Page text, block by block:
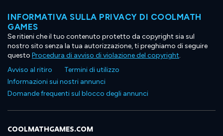
INFORMATIVA SULLA PRIVACY DI COOLMATH
GAMES
Se ritieni che il tuo contenuto protetto da copyright sia sul
nostro sito senza la tua autorizzazione, ti preghiamo di seguire
questo Procedura di avviso di violazione del copyright.
Avviso al ritiro
Termini di utilizzo
Informazioni sui nostri annunci
Domande frequenti sul blocco degli annunci
COOLMATHGAMES.COM